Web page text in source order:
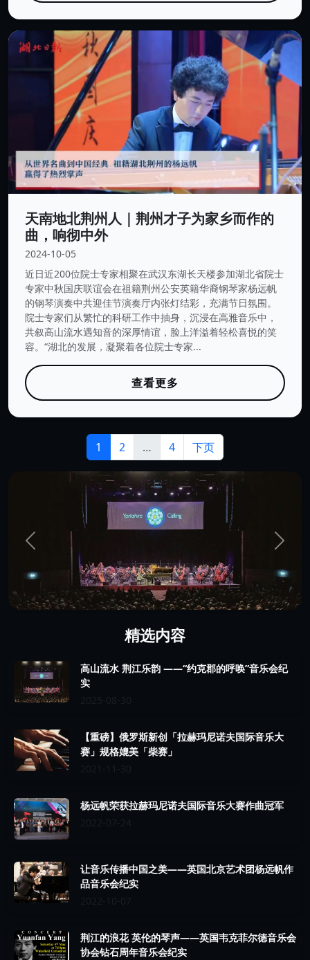
天南地北荆州人｜荆州才子为家乡而作的
曲，响彻中外
2024-10-05
近日近200位院士专家相聚在武汉东湖长天楼参加湖北省院士
专家中秋国庆联谊会在祖籍荆州公安英籍华裔钢琴家杨远帆
的钢琴演奏中共迎佳节演奏厅内张灯结彩，充满节日氛围。
院士专家们从繁忙的科研工作中抽身，沉浸在高雅音乐中，
共叙高山流水遇知音的深厚情谊，脸上洋溢着轻松喜悦的笑
容。“湖北的发展，凝聚着各位院士专家...
查看更多
1 2 … 4 下页
精选内容
高山流水 荆江乐韵 ——“约克郡的呼唤”音乐会纪
实
【重磅】俄罗斯新创「拉赫玛尼诺夫国际音乐大
赛」规格媲美「柴赛」
杨远帆荣获拉赫玛尼诺夫国际音乐大赛作曲冠军
让音乐传播中国之美——英国北京艺术团杨远帆作
品音乐会纪实
荆江的浪花 英伦的琴声——英国韦克菲尔德音乐会
协会钻石周年音乐会纪实